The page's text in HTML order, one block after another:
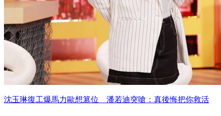
沈玉琳復工爆馬力歐想篡位 潘若迪突嗆：真後悔把你救活